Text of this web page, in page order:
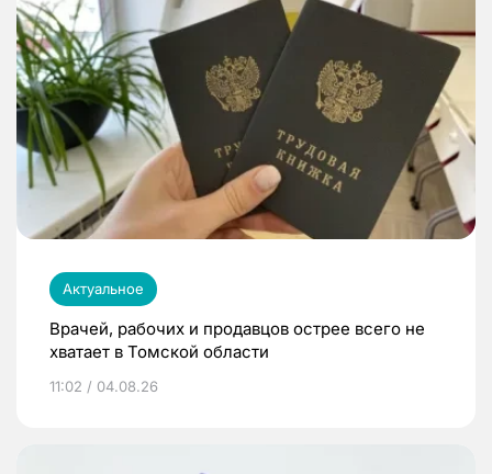
Актуальное
Врачей, рабочих и продавцов острее всего не
хватает в Томской области
11:02 / 04.08.26